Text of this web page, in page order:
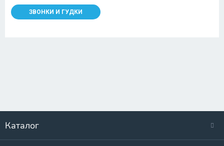
ЗВОНКИ И ГУДКИ
Каталог